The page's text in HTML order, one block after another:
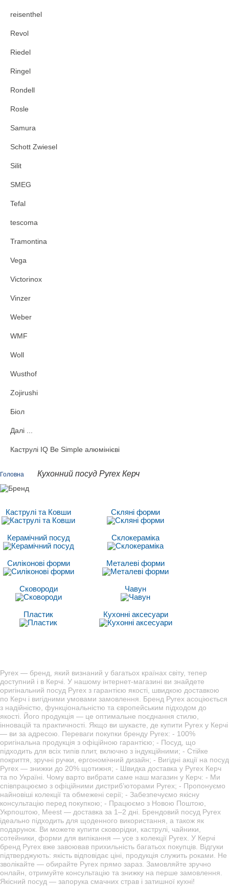
reisenthel
Revol
Riedel
Ringel
Rondell
Rosle
Samura
Schott Zwiesel
Silit
SMEG
Tefal
tescoma
Tramontina
Vega
Victorinox
Vinzer
Weber
WMF
Woll
Wusthof
Zojirushi
Біол
Далі ...
Каструлі IQ Be Simple алюмінієві
Головна Кухонний посуд Pyrex Керч
Каструлі та Ковши Скляні форми
Керамічний посуд Склокераміка
Силіконові форми Металеві форми
Сковороди Чавун
Пластик Кухонні аксесуари
Pyrex — бренд, який визнаний у багатьох країнах світу, тепер
доступний і в Керчі. У нашому інтернет-магазині ви знайдете
оригінальний посуд Pyrex з гарантією якості, швидкою доставкою
по Керч і вигідними умовами замовлення. Бренд Pyrex асоціюється
з надійністю, функціональністю та європейським підходом до
якості. Його продукція — це оптимальне поєднання стилю,
інновацій та практичності. Якщо ви шукаєте, де купити Pyrex у Керчі
— ви за адресою. Переваги покупки бренду Pyrex: - 100%
оригінальна продукція з офіційною гарантією; - Посуд, що
підходить для всіх типів плит, включно з індукційними; - Стійке
покриття, зручні ручки, ергономічний дизайн; - Вигідні акції на посуд
Pyrex — знижки до 20% щотижня; - Швидка доставка у Pyrex Керч
та по Україні. Чому варто вибрати саме наш магазин у Керч: - Ми
співпрацюємо з офіційними дистриб’юторами Pyrex; - Пропонуємо
найновіші колекції та обмежені серії; - Забезпечуємо якісну
консультацію перед покупкою; - Працюємо з Новою Поштою,
Укрпоштою, Meest — доставка за 1–2 дні. Брендовий посуд Pyrex
ідеально підходить для щоденного використання, а також як
подарунок. Ви можете купити сковорідки, каструлі, чайники,
сотейники, форми для випікання — усе з колекції Pyrex. У Керчі
бренд Pyrex вже завоював прихильність багатьох покупців. Відгуки
підтверджують: якість відповідає ціні, продукція служить роками. Не
зволікайте — обирайте Pyrex прямо зараз. Замовляйте зручно
онлайн, отримуйте консультацію та знижку на перше замовлення.
Якісний посуд — запорука смачних страв і затишної кухні!